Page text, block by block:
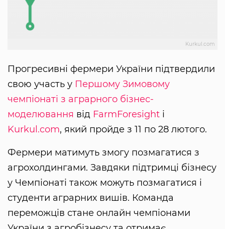
Kurkul.com
Прогресивні фермери України підтвердили
свою участь у Першому Зимовому
чемпіонаті з аграрного бізнес-
моделювання від FarmForesight і
Kurkul.com, який пройде з 11 по 28 лютого.
Фермери матимуть змогу позмагатися з
агрохолдингами. Завдяки підтримці бізнесу
у Чемпіонаті також можуть позмагатися і
студенти аграрних вишів. Команда
переможців стане онлайн чемпіонами